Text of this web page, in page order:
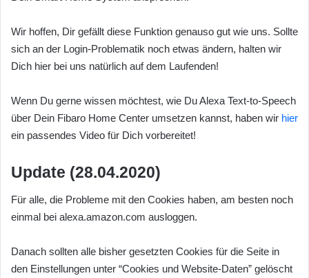
Wir hoffen, Dir gefällt diese Funktion genauso gut wie uns. Sollte
sich an der Login-Problematik noch etwas ändern, halten wir
Dich hier bei uns natürlich auf dem Laufenden!
Wenn Du gerne wissen möchtest, wie Du Alexa Text-to-Speech
über Dein Fibaro Home Center umsetzen kannst, haben wir hier
ein passendes Video für Dich vorbereitet!
Update (28.04.2020)
Für alle, die Probleme mit den Cookies haben, am besten noch
einmal bei alexa.amazon.com ausloggen.
Danach sollten alle bisher gesetzten Cookies für die Seite in
den Einstellungen unter “Cookies und Website-Daten” gelöscht